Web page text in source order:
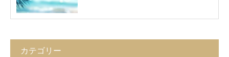
カテゴリー